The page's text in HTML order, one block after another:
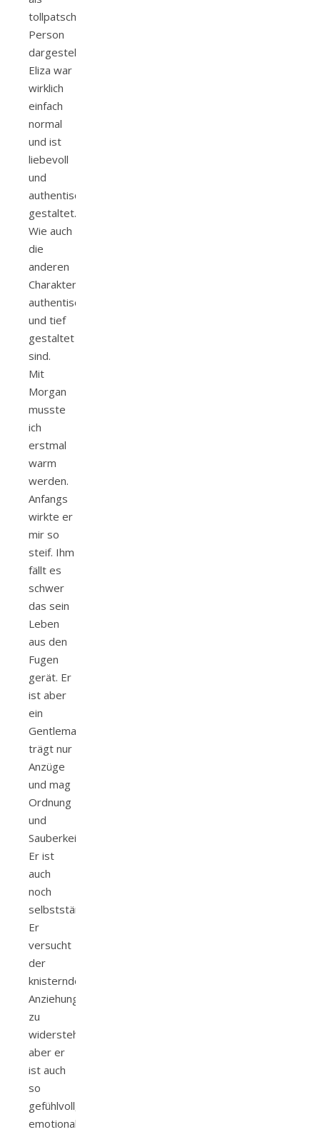
tollpatschige
Person
dargestellt.
Eliza war
wirklich
einfach
normal
und ist
liebevoll
und
authentisch
gestaltet.
Wie auch
die
anderen
Charakter
authentisch
und tief
gestaltet
sind.
Mit
Morgan
musste
ich
erstmal
warm
werden.
Anfangs
wirkte er
mir so
steif. Ihm
fällt es
schwer
das sein
Leben
aus den
Fugen
gerät. Er
ist aber
ein
Gentleman,
trägt nur
Anzüge
und mag
Ordnung
und
Sauberkeit.
Er ist
auch
noch
selbstständig.
Er
versucht
der
knisternden
Anziehung
zu
widerstehen
aber er
ist auch
so
gefühlvoll,
emotional